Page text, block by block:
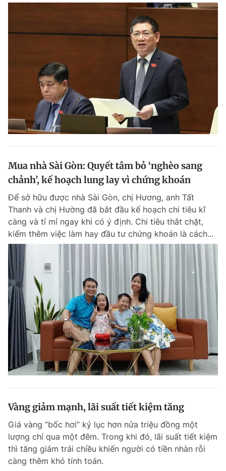
Mua nhà Sài Gòn: Quyết tâm bỏ ‘nghèo sang
chảnh’, kế hoạch lung lay vì chứng khoán
Để sở hữu được nhà Sài Gòn, chị Hương, anh Tất
Thanh và chị Hường đã bắt đầu kế hoạch chi tiêu kĩ
càng và tỉ mỉ ngay khi có ý định. Chi tiêu thắt chặt,
kiếm thêm việc làm hay đầu tư chứng khoán là cách...
Vàng giảm mạnh, lãi suất tiết kiệm tăng
Giá vàng “bốc hơi” kỷ lục hơn nửa triệu đồng một
lượng chỉ qua một đêm. Trong khi đó, lãi suất tiết kiệm
thì tăng giảm trái chiều khiến người có tiền nhàn rỗi
càng thêm khó tính toán.